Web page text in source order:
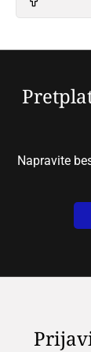
Napravite